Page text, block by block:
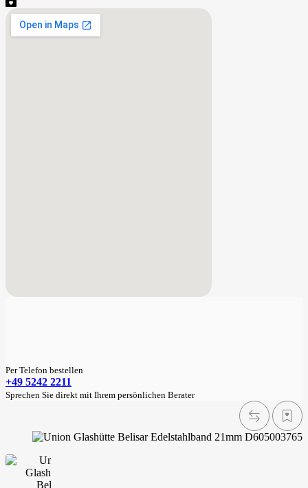
Per Telefon bestellen
+49 5242 2211
Sprechen Sie direkt mit Ihrem persönlichen Berater